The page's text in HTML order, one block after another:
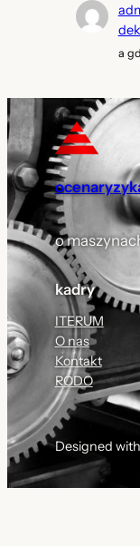
a
o
kadry
ITERUM
O nas
Kontakt
RODO
Designed with